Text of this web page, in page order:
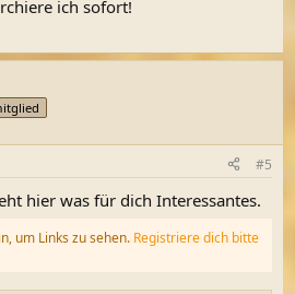
ich sofort!
#5
hier was für dich Interessantes.
um Links zu sehen. Registriere dich bitte